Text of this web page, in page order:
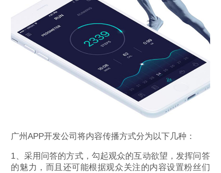
广州APP开发公司将内容传播方式分为以下几种：
1、采用问答的方式，勾起观众的互动欲望，发挥问答
的魅力，而且还可能根据观众关注的内容设置粉丝们